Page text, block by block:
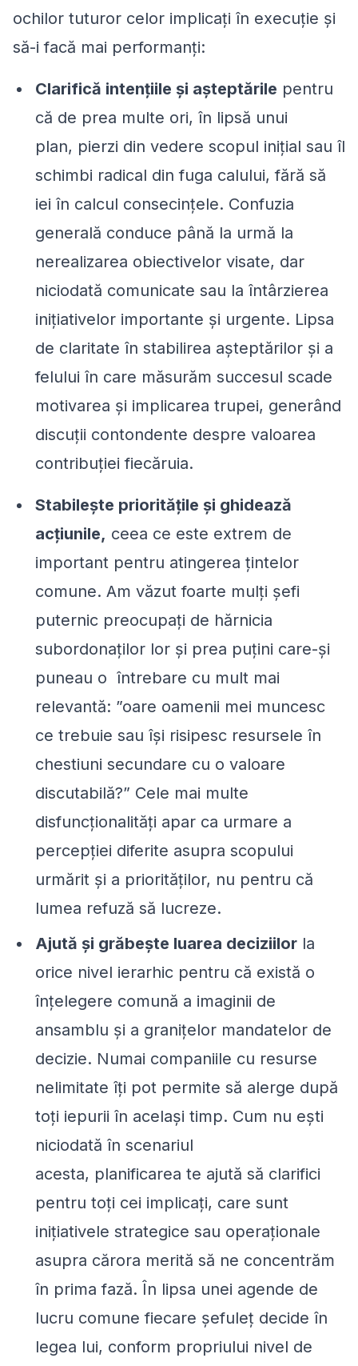
ochilor tuturor celor implicați în execuție și
să-i facă mai performanți:
Clarifică intențiile și așteptările pentru
că de prea multe ori, în lipsă unui
plan, pierzi din vedere scopul inițial sau îl
schimbi radical din fuga calului, fără să
iei în calcul consecințele. Confuzia
generală conduce până la urmă la
nerealizarea obiectivelor visate, dar
niciodată comunicate sau la întârzierea
inițiativelor importante și urgente. Lipsa
de claritate în stabilirea așteptărilor și a
felului în care măsurăm succesul scade
motivarea și implicarea trupei, generând
discuții contondente despre valoarea
contribuției fiecăruia.
Stabilește prioritățile și ghidează
acțiunile, ceea ce este extrem de
important pentru atingerea țintelor
comune. Am văzut foarte mulți șefi
puternic preocupați de hărnicia
subordonaților lor și prea puțini care-și
puneau o întrebare cu mult mai
relevantă: ”oare oamenii mei muncesc
ce trebuie sau își risipesc resursele în
chestiuni secundare cu o valoare
discutabilă?” Cele mai multe
disfuncționalități apar ca urmare a
percepției diferite asupra scopului
urmărit și a priorităților, nu pentru că
lumea refuză să lucreze.
Ajută și grăbește luarea deciziilor la
orice nivel ierarhic pentru că există o
înțelegere comună a imaginii de
ansamblu și a granițelor mandatelor de
decizie. Numai companiile cu resurse
nelimitate îți pot permite să alerge după
toți iepurii în același timp. Cum nu ești
niciodată în scenariul
acesta, planificarea te ajută să clarifici
pentru toți cei implicați, care sunt
inițiativele strategice sau operaționale
asupra cărora merită să ne concentrăm
în prima fază. În lipsa unei agende de
lucru comune fiecare șefuleț decide în
legea lui, conform propriului nivel de